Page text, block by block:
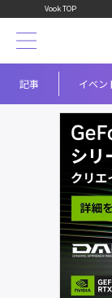
Vook TOP
記事 イベン